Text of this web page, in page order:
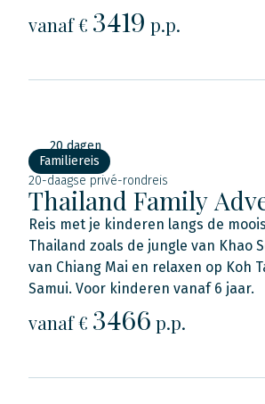
vanaf € 3419 p.p.
20 dagen
Familiereis
20-daagse privé-rondreis
Thailand Family
Reis met je kinderen langs de
Thailand zoals de jungle van Khao
van Chiang Mai en relaxen op Koh
Samui. Voor kinderen vanaf 6 jaar.
vanaf € 3466 p.p.